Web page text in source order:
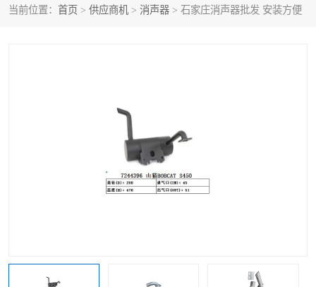
当前位置： 首页 > 供应商机 > 消声器 > 石家庄消声器批发 安装方便